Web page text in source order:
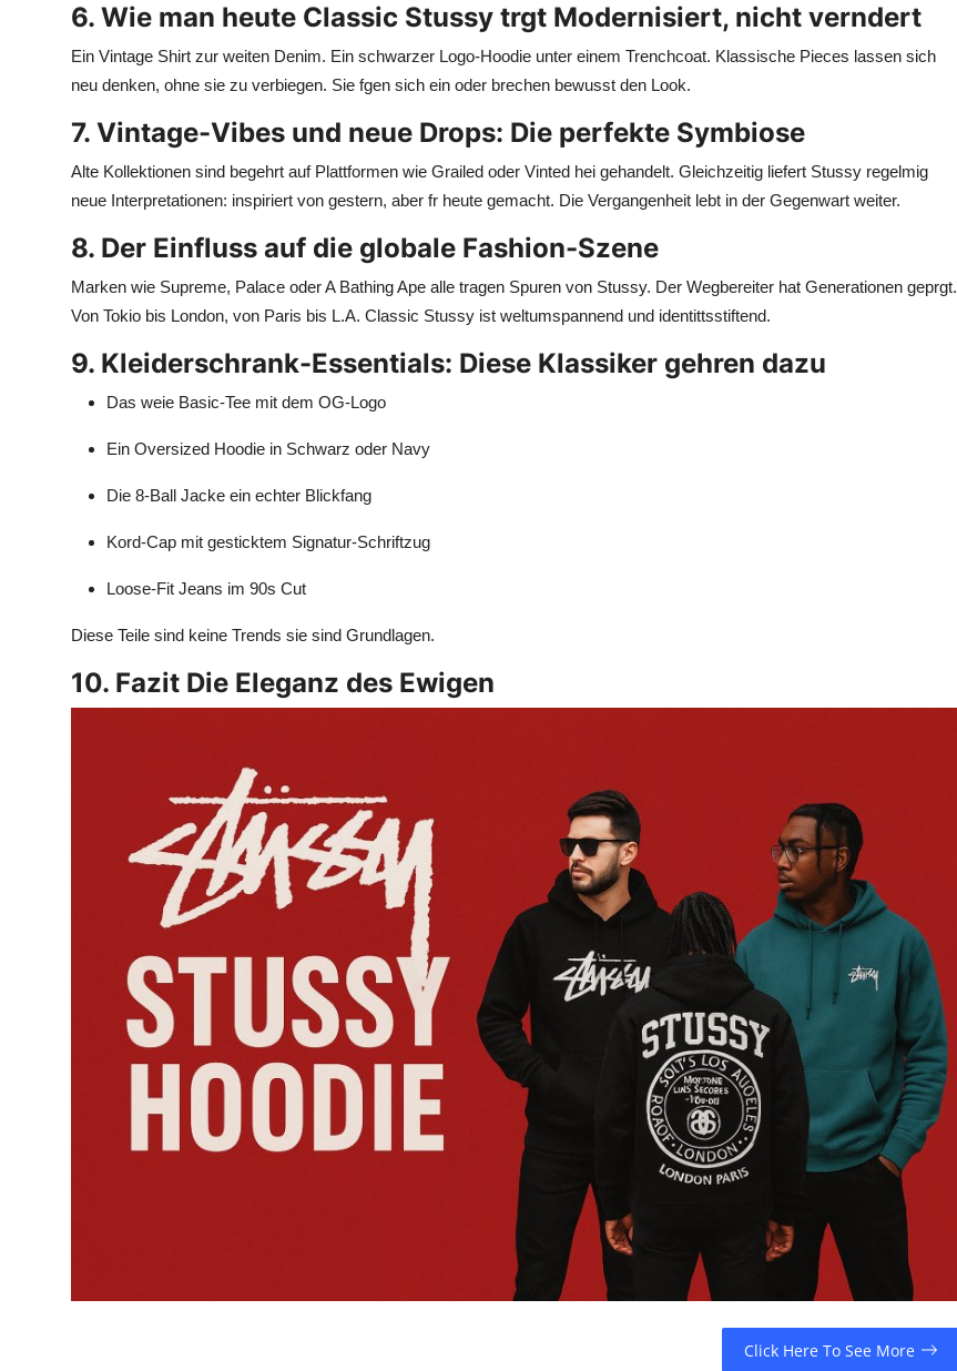
Support Number
6. Wie man heute Classic Stussy trgt Modernisiert, nicht verndert
Ein Vintage Shirt zur weiten Denim. Ein schwarzer Logo-Hoodie unter einem Trenchcoat. Klassische Pieces lassen sich
neu denken, ohne sie zu verbiegen. Sie fgen sich ein oder brechen bewusst den Look.
7. Vintage-Vibes und neue Drops: Die perfekte Symbiose
Alte Kollektionen sind begehrt auf Plattformen wie Grailed oder Vinted hei gehandelt. Gleichzeitig liefert Stussy regelmig
neue Interpretationen: inspiriert von gestern, aber fr heute gemacht. Die Vergangenheit lebt in der Gegenwart weiter.
8. Der Einfluss auf die globale Fashion-Szene
Marken wie Supreme, Palace oder A Bathing Ape alle tragen Spuren von Stussy. Der Wegbereiter hat Generationen geprgt.
Von Tokio bis London, von Paris bis L.A. Classic Stussy ist weltumspannend und identittsstiftend.
9. Kleiderschrank-Essentials: Diese Klassiker gehren dazu
Das weie Basic-Tee mit dem OG-Logo
Ein Oversized Hoodie in Schwarz oder Navy
Die 8-Ball Jacke ein echter Blickfang
Kord-Cap mit gesticktem Signatur-Schriftzug
Loose-Fit Jeans im 90s Cut
Diese Teile sind keine Trends sie sind Grundlagen.
10. Fazit Die Eleganz des Ewigen
Click Here To See More